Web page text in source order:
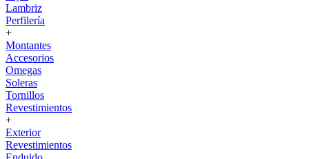
Lambriz
Perfilería
+
Montantes
Accesorios
Omegas
Soleras
Tornillos
Revestimientos
+
Exterior
Revestimientos